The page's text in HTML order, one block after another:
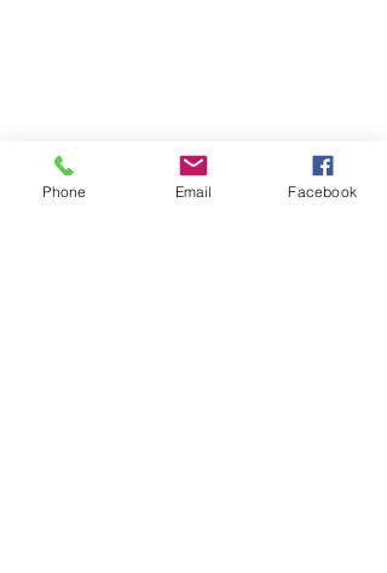
Phone Email Facebook